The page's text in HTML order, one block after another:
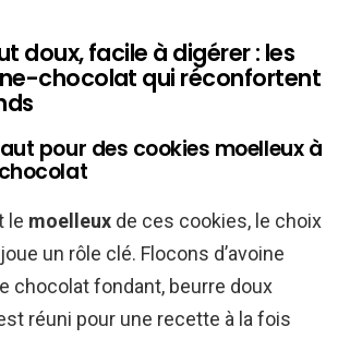
doux, facile à digérer : les
chocolat qui réconfortent
pour des cookies moelleux à
le moelleux de ces cookies, le choix
un rôle clé. Flocons d’avoine
chocolat fondant, beurre doux
réuni pour une recette à la fois